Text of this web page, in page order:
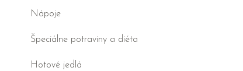
Nápoje
Špeciálne potraviny a diéta
Hotové jedlá